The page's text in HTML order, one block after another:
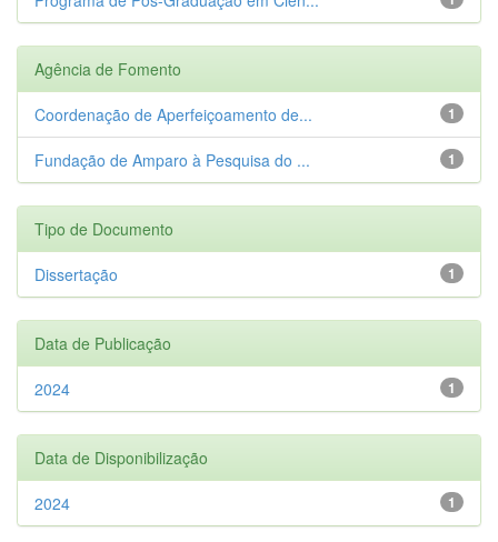
Agência de Fomento
1
Coordenação de Aperfeiçoamento de...
1
Fundação de Amparo à Pesquisa do ...
Tipo de Documento
1
Dissertação
Data de Publicação
1
2024
Data de Disponibilização
1
2024